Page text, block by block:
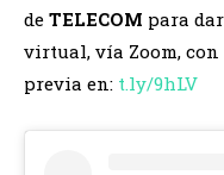
de TELECOM para
virtual, vía Zoom,
previa en: t.ly/9hLV